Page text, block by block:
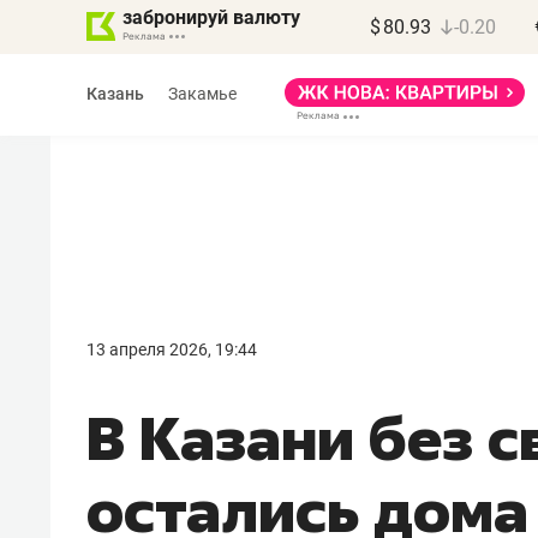
забронируй валюту $ 80.93 -0.20
Казань Закамье
13 апреля 2026, 19:44
В Казани без
остались
правил, бизнес может
потерять минимум